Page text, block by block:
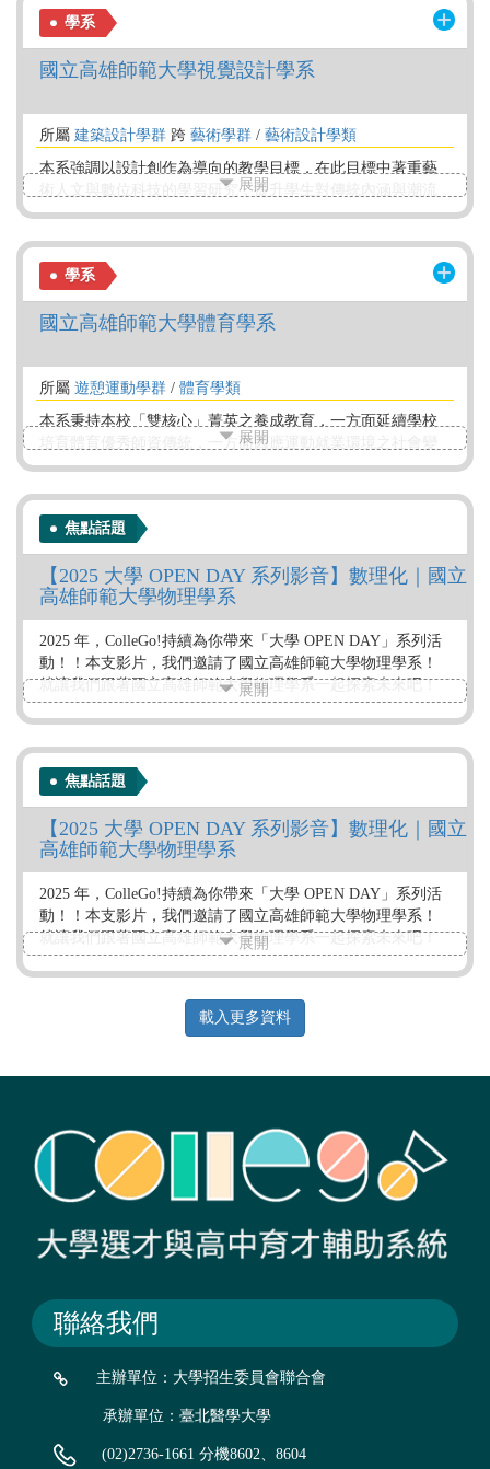
術老師外，未來可從事的工作主要有專業策展人、藝術行
政、藝術專業人才，例如插畫、媒體設計、空間設計、公共
藝術等行業。
學系
國立高雄師範大學視覺設計學系
所屬 建築設計學群 跨 藝術學群 / 藝術設計學類
本系強調以設計創作為導向的教學目標，在此目標中著重藝
術人文與數位科技的學習研究，提升學生對傳統內涵與潮流
時尚的掌握契機。並積極地與設計業界進行產學交流合作機
廈門大學、韓國東國大學、日本大學、泰國曼谷藝術中心展
覽館bacc等地，增加學生國際視野及作品能見度。
展開
學系
國立高雄師範大學體育學系
所屬 遊憩運動學群 / 體育學類
本系秉持本校「雙核心」菁英之養成教育，一方面延續學校
培育體育優秀師資傳統，一方面因應運動就業環境之社會變
遷，以多元特色系所發展，培育體育運動社會人才，發展成
展開
焦點話題
【2025 大學 OPEN DAY 系列影音】數理化｜國立
高雄師範大學物理學系
2025 年，ColleGo!持續為你帶來「大學 OPEN DAY」系列活
動！！本支影片，我們邀請了國立高雄師範大學物理學系！
就讓我們跟著國立高雄師範大學物理學系一起探索未來吧！
作者：ColleGo!大學選才與高中育才輔助系統
標籤：
校系介紹 數理化學群
展開
焦點話題
【2025 大學 OPEN DAY 系列影音】數理化｜國立
高雄師範大學物理學系
2025 年，ColleGo!持續為你帶來「大學 OPEN DAY」系列活
動！！本支影片，我們邀請了國立高雄師範大學物理學系！
就讓我們跟著國立高雄師範大學物理學系一起探索未來吧！
作者：ColleGo!大學選才與高中育才輔助系統
數理化學群
展開
載入更多資料
聯絡我們
主辦單位：大學招生委員會聯合會
承辦單位：臺北醫學大學
(02)2736-1661 分機8602、8604